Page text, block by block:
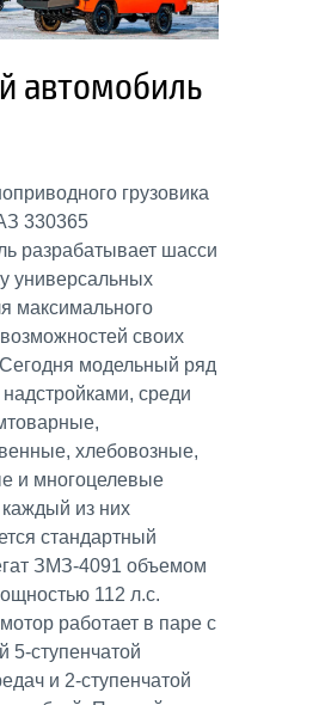
автомобиль
грузовика
330365
разрабатывает шасси
универсальных
максимального
своих
модельный ряд
среди
хлебовозные,
и многоцелевые
из них
стандартный
ЗМЗ-4091 объемом
112 л.с.
работает в паре с
5-ступенчатой
и 2-ступенчатой